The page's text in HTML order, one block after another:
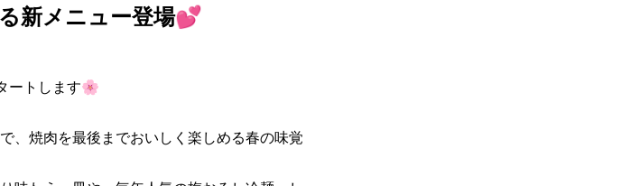
新メニュー登場💕
ートします🌸
、焼肉を最後までおいしく楽しめる春の味覚